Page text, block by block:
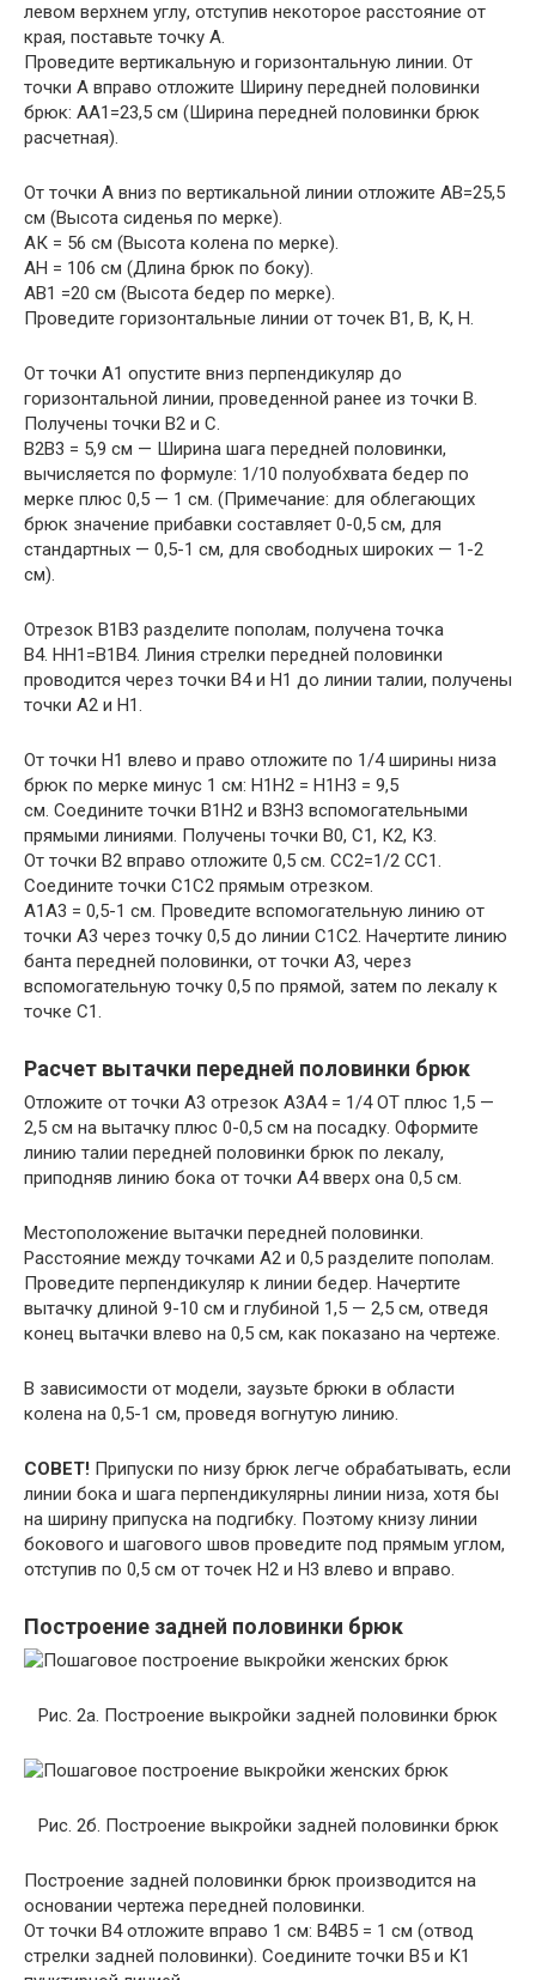
левом верхнем углу, отступив некоторое расстояние от
края, поставьте точку А.
Проведите вертикальную и горизонтальную линии. От
точки А вправо отложите Ширину передней половинки
брюк: АА1=23,5 см (Ширина передней половинки брюк
расчетная).
От точки А вниз по вертикальной линии отложите АВ=25,5
см (Высота сиденья по мерке).
АК = 56 см (Высота колена по мерке).
АН = 106 см (Длина брюк по боку).
АВ1 =20 см (Высота бедер по мерке).
Проведите горизонтальные линии от точек В1, В, К, Н.
От точки А1 опустите вниз перпендикуляр до
горизонтальной линии, проведенной ранее из точки В.
Получены точки В2 и С.
В2В3 = 5,9 см — Ширина шага передней половинки,
вычисляется по формуле: 1/10 полуобхвата бедер по
мерке плюс 0,5 — 1 см. (Примечание: для облегающих
брюк значение прибавки составляет 0-0,5 см, для
стандартных — 0,5-1 см, для свободных широких — 1-2
см).
Отрезок В1В3 разделите пополам, получена точка
В4. НН1=В1В4. Линия стрелки передней половинки
проводится через точки В4 и Н1 до линии талии, получены
точки А2 и Н1.
От точки Н1 влево и право отложите по 1/4 ширины низа
брюк по мерке минус 1 см: Н1Н2 = Н1Н3 = 9,5
см. Соедините точки В1Н2 и В3Н3 вспомогательными
прямыми линиями. Получены точки В0, С1, К2, К3.
От точки В2 вправо отложите 0,5 см. СС2=1/2 СС1.
Соедините точки С1С2 прямым отрезком.
А1А3 = 0,5-1 см. Проведите вспомогательную линию от
точки А3 через точку 0,5 до линии С1С2. Начертите линию
банта передней половинки, от точки А3, через
вспомогательную точку 0,5 по прямой, затем по лекалу к
точке С1.
Расчет вытачки передней половинки брюк
Отложите от точки А3 отрезок А3А4 = 1/4 ОТ плюс 1,5 —
2,5 см на вытачку плюс 0-0,5 см на посадку. Оформите
линию талии передней половинки брюк по лекалу,
приподняв линию бока от точки А4 вверх она 0,5 см.
Местоположение вытачки передней половинки.
Расстояние между точками А2 и 0,5 разделите пополам.
Проведите перпендикуляр к линии бедер. Начертите
вытачку длиной 9-10 см и глубиной 1,5 — 2,5 см, отведя
конец вытачки влево на 0,5 см, как показано на чертеже.
В зависимости от модели, заузьте брюки в области
колена на 0,5-1 см, проведя вогнутую линию.
СОВЕТ! Припуски по низу брюк легче обрабатывать, если
линии бока и шага перпендикулярны линии низа, хотя бы
на ширину припуска на подгибку. Поэтому книзу линии
бокового и шагового швов проведите под прямым углом,
отступив по 0,5 см от точек Н2 и Н3 влево и вправо.
Построение задней половинки брюк
Рис. 2а. Построение выкройки задней половинки брюк
Рис. 2б. Построение выкройки задней половинки брюк
Построение задней половинки брюк производится на
основании чертежа передней половинки.
От точки В4 отложите вправо 1 см: В4В5 = 1 см (отвод
стрелки задней половинки). Соедините точки В5 и К1